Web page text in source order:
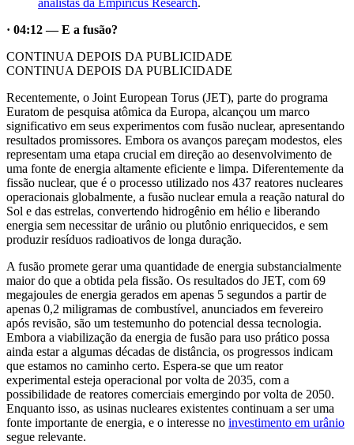
analistas da Empiricus Research.
· 04:12 — E a fusão?
CONTINUA DEPOIS DA PUBLICIDADE
CONTINUA DEPOIS DA PUBLICIDADE
Recentemente, o Joint European Torus (JET), parte do programa
Euratom de pesquisa atômica da Europa, alcançou um marco
significativo em seus experimentos com fusão nuclear, apresentando
resultados promissores. Embora os avanços pareçam modestos, eles
representam uma etapa crucial em direção ao desenvolvimento de
uma fonte de energia altamente eficiente e limpa. Diferentemente da
fissão nuclear, que é o processo utilizado nos 437 reatores nucleares
operacionais globalmente, a fusão nuclear emula a reação natural do
Sol e das estrelas, convertendo hidrogênio em hélio e liberando
energia sem necessitar de urânio ou plutônio enriquecidos, e sem
produzir resíduos radioativos de longa duração.
A fusão promete gerar uma quantidade de energia substancialmente
maior do que a obtida pela fissão. Os resultados do JET, com 69
megajoules de energia gerados em apenas 5 segundos a partir de
apenas 0,2 miligramas de combustível, anunciados em fevereiro
após revisão, são um testemunho do potencial dessa tecnologia.
Embora a viabilização da energia de fusão para uso prático possa
ainda estar a algumas décadas de distância, os progressos indicam
que estamos no caminho certo. Espera-se que um reator
experimental esteja operacional por volta de 2035, com a
possibilidade de reatores comerciais emergindo por volta de 2050.
Enquanto isso, as usinas nucleares existentes continuam a ser uma
fonte importante de energia, e o interesse no investimento em urânio
segue relevante.